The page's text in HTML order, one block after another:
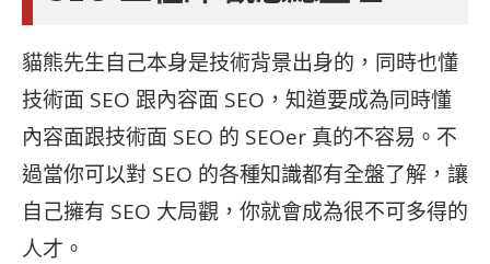
貓熊先生自己本身是技術背景出身的，同時也懂
技術面 SEO 跟內容面 SEO，知道要成為同時懂
內容面跟技術面 SEO 的 SEOer 真的不容易。不
過當你可以對 SEO 的各種知識都有全盤了解，讓
自己擁有 SEO 大局觀，你就會成為很不可多得的
人才。